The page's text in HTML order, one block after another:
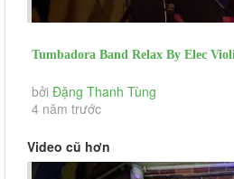
Tumbadora Band Relax By Elec
Ao Anh Sut Chi Duong...
bởi Đặng Thanh Tùng
4 năm trước
Video cũ hơn